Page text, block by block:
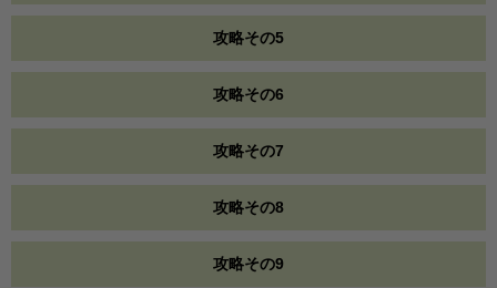
攻略その5
攻略その6
攻略その7
攻略その8
攻略その9